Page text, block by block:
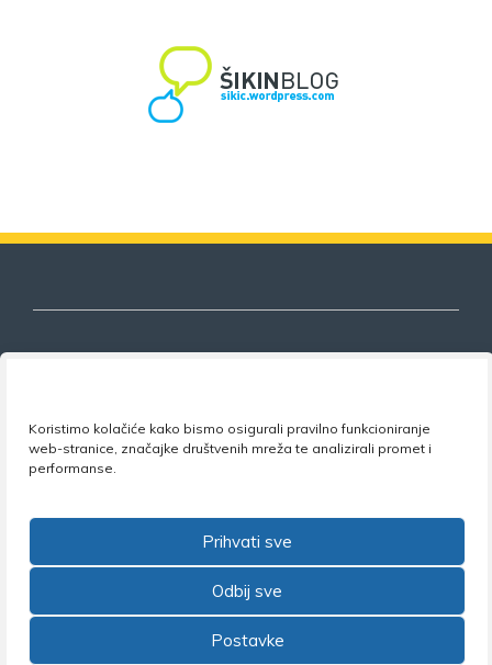
Koristimo kolačiće kako bismo osigurali pravilno funkcioniranje
web-stranice, značajke društvenih mreža te analizirali promet i
performanse.
Prihvati sve
Odbij sve
Postavke
obrazovanja
•Facebook: NSZVO
©2026 Nezavisni sindikat znanosti i visokog obrazovanja